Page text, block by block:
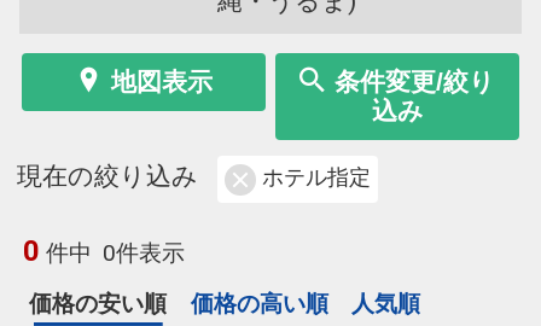
地図表示
条件変更/絞り
込み
現在の絞り込み ホテル指定
0 件中 0件表示
価格の安い順
価格の高い順 人気順